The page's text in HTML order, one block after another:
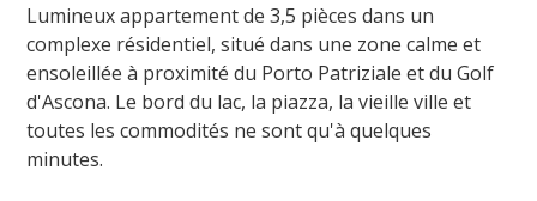
Lumineux appartement de 3,5 pièces dans un
complexe résidentiel, situé dans une zone calme et
ensoleillée à proximité du Porto Patriziale et du Golf
d'Ascona. Le bord du lac, la piazza, la vieille ville et
toutes les commodités ne sont qu'à quelques
minutes.